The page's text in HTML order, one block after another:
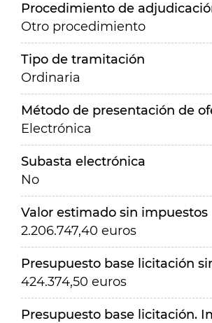
Procedimiento de
Otro procedimiento
Tipo de tramitación
Ordinaria
Método de presentación de
Electrónica
Subasta electrónica
No
Valor estimado sin impuestos
2.206.747,40 euros
Presupuesto base licitación
424.374,50 euros
Presupuesto base licitación.